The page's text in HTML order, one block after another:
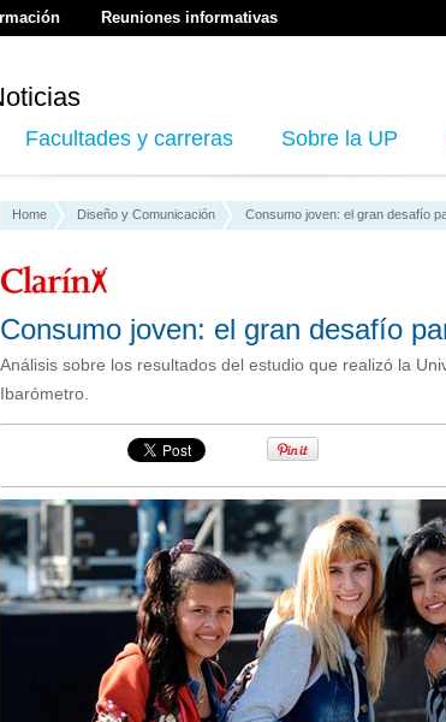
Reuniones informativas
Facultades y carreras Sobre la UP
Home Diseño y Comunicación Consumo joven: el gran desafío
Consumo joven: el gran desafío
Análisis sobre los resultados del estudio que realizó la
Ibarómetro.